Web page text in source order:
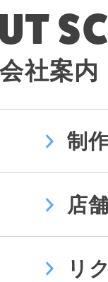
会社案内
制
店
リ